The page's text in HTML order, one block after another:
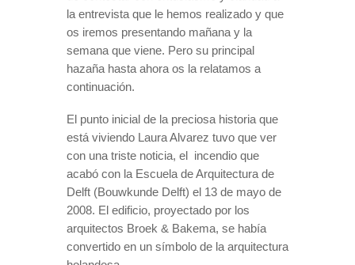
la entrevista que le hemos realizado y que
os iremos presentando mañana y la
semana que viene. Pero su principal
hazaña hasta ahora os la relatamos a
continuación.
El punto inicial de la preciosa historia que
está viviendo Laura Alvarez tuvo que ver
con una triste noticia, el
incendio que
acabó con la Escuela de Arquitectura de
Delft (Bouwkunde Delft) el 13 de mayo de
2008. El edificio, proyectado por los
arquitectos Broek & Bakema, se había
convertido en un símbolo de la arquitectura